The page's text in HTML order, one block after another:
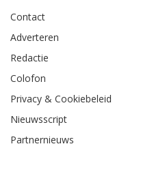
Contact
Adverteren
Redactie
Colofon
Privacy & Cookiebeleid
Nieuwsscript
Partnernieuws